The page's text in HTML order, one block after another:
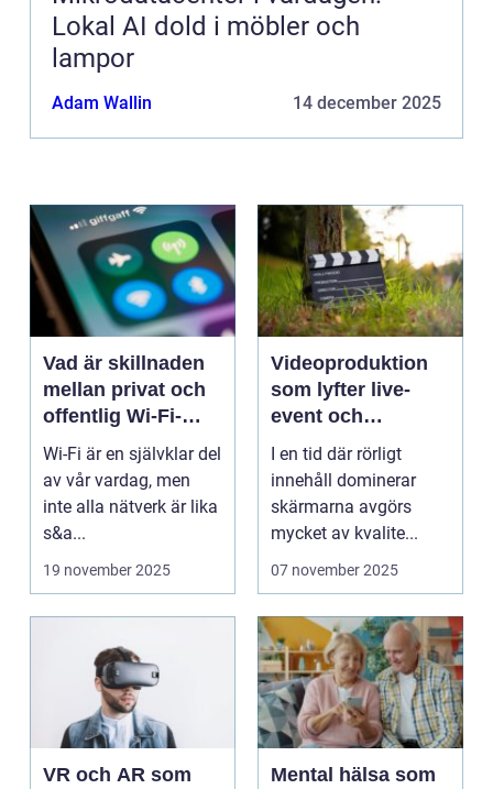
Lokal AI dold i möbler och
lampor
Adam Wallin 14 december 2025
Vad är skillnaden
mellan privat och
offentlig Wi-Fi-
säkerhet?
Wi-Fi är en självklar del
av vår vardag, men
inte alla nätverk är lika
s&a...
19 november 2025
Videoproduktion
som lyfter live-
event och
varumärken
I en tid där rörligt
innehåll dominerar
skärmarna avgörs
mycket av kvalite...
07 november 2025
VR och AR som
Mental hälsa som